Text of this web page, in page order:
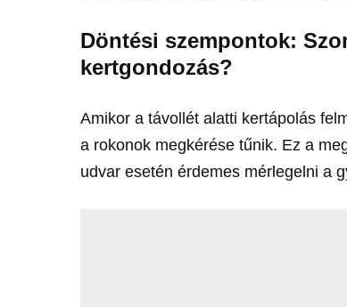
Döntési szempontok:
kertgondozás?
Amikor a távollét alatti kertápolás
a rokonok megkérése tűnik. Ez a
udvar esetén érdemes mérlegelni a